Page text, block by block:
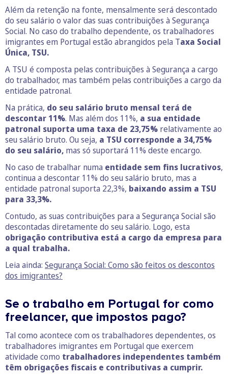
Além da retenção na fonte, mensalmente será descontado
do seu salário o valor das suas contribuições à Segurança
Social. No caso do trabalho dependente, os trabalhadores
imigrantes em Portugal estão abrangidos pela Taxa Social
Única, TSU.
A TSU é composta pelas contribuições à Segurança a cargo
do trabalhador, mas também pelas contribuições a cargo da
entidade patronal.
Na prática, do seu salário bruto mensal terá de
descontar 11%. Mas além dos 11%, a sua entidade
patronal suporta uma taxa de 23,75% relativamente ao
seu salário bruto. Ou seja, a TSU corresponde a 34,75%
do seu salário, mas só suportará 11% deste encargo.
No caso de trabalhar numa entidade sem fins lucrativos,
continua a descontar 11% do seu salário bruto, mas a
entidade patronal suporta 22,3%, baixando assim a TSU
para 33,3%.
Contudo, as suas contribuições para a Segurança Social são
descontadas diretamente do seu salário. Logo, esta
obrigação contributiva está a cargo da empresa para
a qual trabalha.
Leia ainda: Segurança Social: Como são feitos os descontos
dos imigrantes?
Se o trabalho em Portugal for como
freelancer, que impostos pago?
Tal como acontece com os trabalhadores dependentes, os
trabalhadores imigrantes em Portugal que exercem
atividade como trabalhadores independentes também
têm obrigações fiscais e contributivas a cumprir.